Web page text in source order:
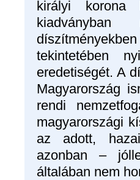
királyi korona
tekintetében
eredetiségét. A
Magyarország
rendi
magyarországi
az adott,
azonban –
általában nem